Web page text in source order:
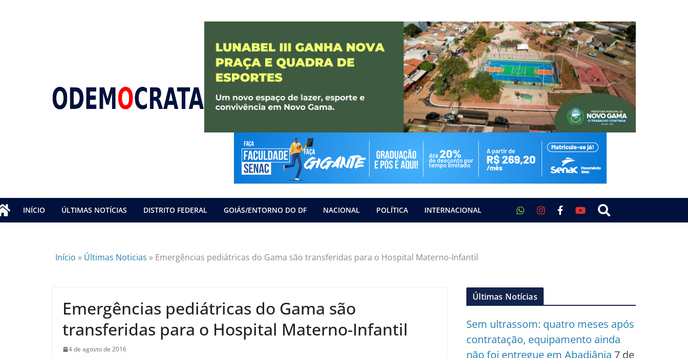
INÍCIO ÚLTIMAS NOTÍCIAS DISTRITO FEDERAL GOIÁS/ENTORNO DO DF NACIONAL POLÍTICA INTERNACIONAL
Início » Últimas Noticias » Emergências pediátricas do Gama são transferidas para o Hospital Materno-Infantil
Emergências pediátricas do Gama são
transferidas para o Hospital Materno-Infantil
4 de agosto de 2016
Últimas Notícias
Sem ultrassom: quatro meses após
contratação, equipamento ainda
não foi entregue em Abadiânia 7 de